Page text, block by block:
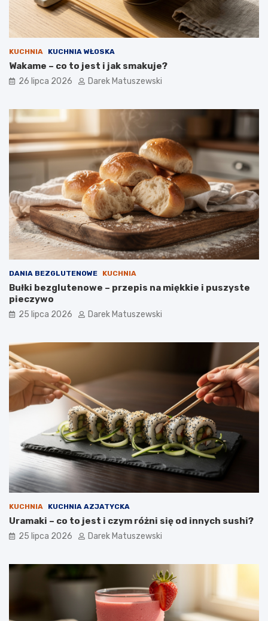
KUCHNIA KUCHNIA WŁOSKA
Wakame – co to jest i jak smakuje?
26 lipca 2026 Darek Matuszewski
DANIA BEZGLUTENOWE KUCHNIA
Bułki bezglutenowe – przepis na miękkie i puszyste
pieczywo
25 lipca 2026 Darek Matuszewski
KUCHNIA KUCHNIA AZJATYCKA
Uramaki – co to jest i czym różni się od innych sushi?
25 lipca 2026 Darek Matuszewski